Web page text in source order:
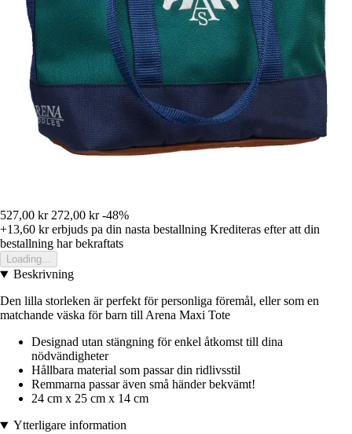
527,00 kr 272,00 kr -48%
+13,60 krerbjuds pa din nasta bestallning Krediteras efter att din
bestallning har bekraftats
Loading...
Beskrivning
Den lilla storleken är perfekt för personliga föremål, eller som en
matchande väska för barn till Arena Maxi Tote
Designad utan stängning för enkel åtkomst till dina
nödvändigheter
Hållbara material som passar din ridlivsstil
Remmarna passar även små händer bekvämt!
24 cm x 25 cm x 14 cm
Ytterligare information